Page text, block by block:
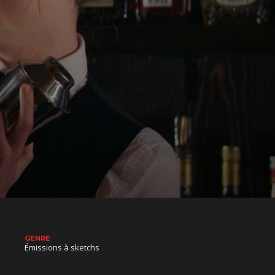
GENRE
Émissions à sketchs